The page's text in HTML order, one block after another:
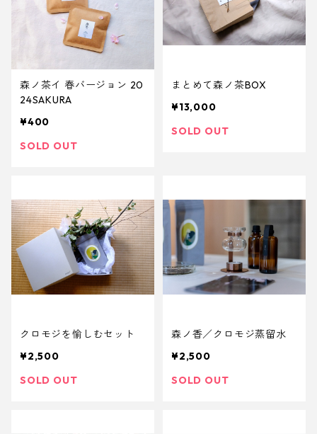
森ノ茶イ 春バージョン 20
24SAKURA
¥400
SOLD OUT
まとめて森ノ茶BOX
¥13,000
SOLD OUT
クロモジを愉しむセット
¥2,500
SOLD OUT
森ノ香／クロモジ蒸留水
¥2,500
SOLD OUT